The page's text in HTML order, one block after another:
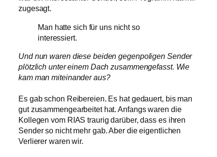
zugesagt.
Man hatte sich für uns nicht so
interessiert.
Und nun waren diese beiden gegenpoligen Sender
plötzlich unter einem Dach zusammengefasst. Wie
kam man miteinander aus?
Es gab schon Reibereien. Es hat gedauert, bis man
gut zusammengearbeitet hat. Anfangs waren die
Kollegen vom RIAS traurig darüber, dass es ihren
Sender so nicht mehr gab. Aber die eigentlichen
Verlierer waren wir.